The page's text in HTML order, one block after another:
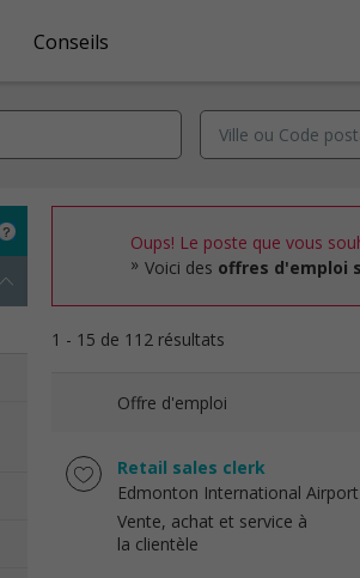
Conseils
Oups! Le poste que vous
Voici des offres d'emploi
1 - 15 de 112 résultats
Offre d'emploi
Retail sales clerk
Edmonton International Airport
Vente, achat et service à
la clientèle